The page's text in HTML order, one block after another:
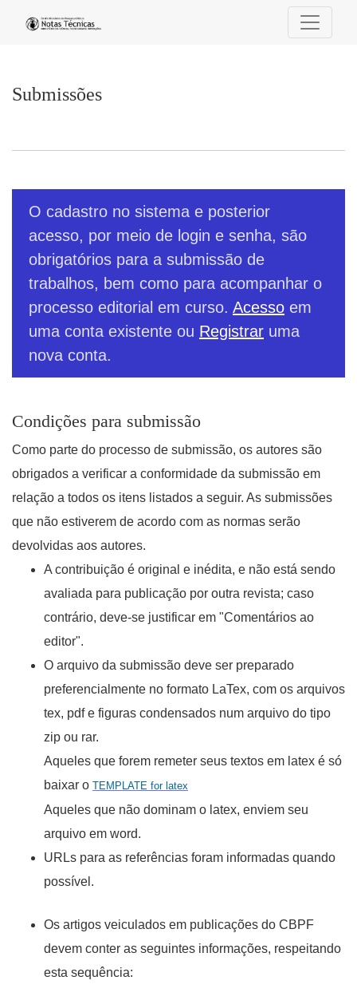
Submissões
O cadastro no sistema e posterior
acesso, por meio de login e senha, são
obrigatórios para a submissão de
trabalhos, bem como para acompanhar o
processo editorial em curso. Acesso em
uma conta existente ou Registrar uma
nova conta.
Condições para submissão
Como parte do processo de submissão, os autores são
obrigados a verificar a conformidade da submissão em
relação a todos os itens listados a seguir. As submissões
que não estiverem de acordo com as normas serão
devolvidas aos autores.
A contribuição é original e inédita, e não está sendo
avaliada para publicação por outra revista; caso
contrário, deve-se justificar em "Comentários ao
editor".
O arquivo da submissão deve ser preparado
preferencialmente no formato LaTex, com os arquivos
tex, pdf e figuras condensados num arquivo do tipo
zip ou rar.
Aqueles que forem remeter seus textos em latex é só
baixar o TEMPLATE for latex
Aqueles que não dominam o latex, enviem seu
arquivo em word.
URLs para as referências foram informadas quando
possível.
Os artigos veiculados em publicações do CBPF
devem conter as seguintes informações, respeitando
esta sequência: